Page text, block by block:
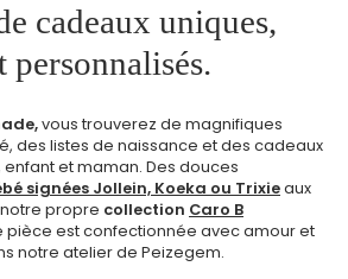
cadeaux uniques,
personnalisés.
vous trouverez de magnifiques
des listes de naissance et des cadeaux
et maman. Des douces
signées Jollein, Koeka ou Trixieaux
propre collection Caro B
pièce est confectionnée avec amour et
notre atelier de Peizegem.